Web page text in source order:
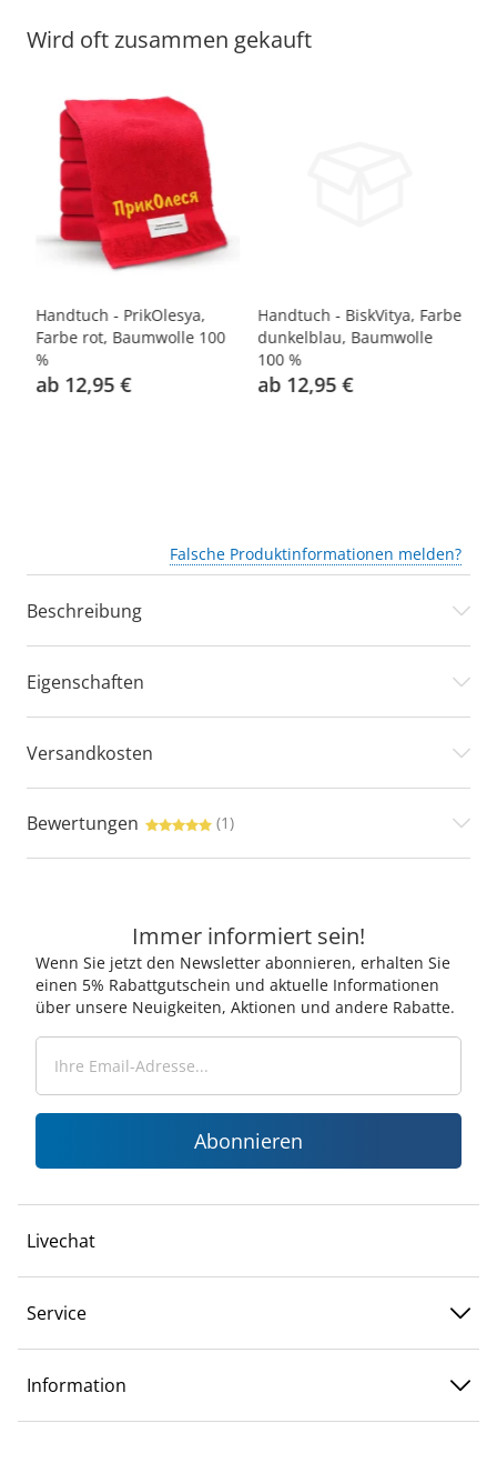
Wird oft zusammen gekauft
Handtuch - PrikOlesya,
Farbe rot, Baumwolle 100
%
ab 12,95 €
Handtuch - BiskVitya, Farbe
dunkelblau, Baumwolle
100 %
ab 12,95 €
Falsche Produktinformationen melden?
Beschreibung
Eigenschaften
Versandkosten
Bewertungen (1)
Immer informiert sein!
Wenn Sie jetzt den Newsletter abonnieren, erhalten Sie
einen 5% Rabattgutschein und aktuelle Informationen
über unsere Neuigkeiten, Aktionen und andere Rabatte.
Abonnieren
Livechat
Service
Information